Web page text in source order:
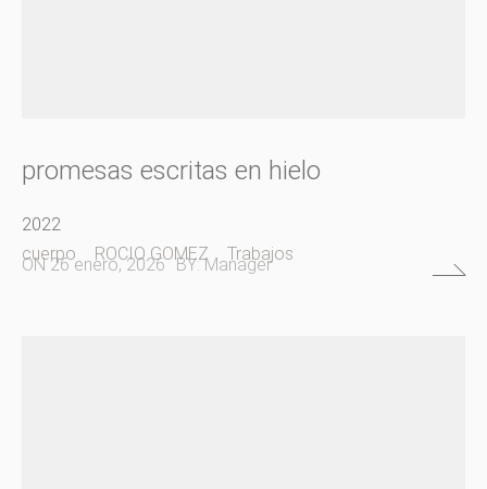
promesas escritas en hielo
2022
cuerpo
ROCIO GOMEZ Trabajos
ON26 enero, 2026 BY:Manager